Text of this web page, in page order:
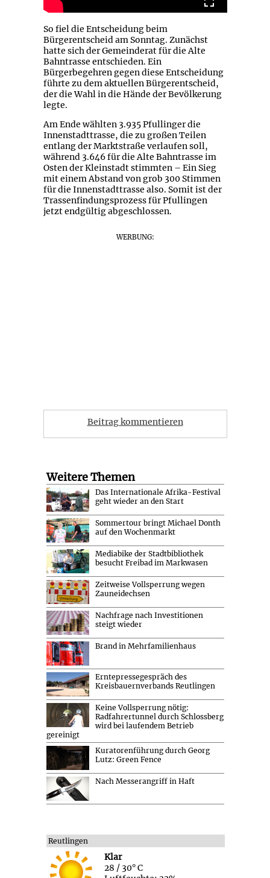
So fiel die Entscheidung beim
Bürgerentscheid am Sonntag. Zunächst
hatte sich der Gemeinderat für die Alte
Bahntrasse entschieden. Ein
Bürgerbegehren gegen diese Entscheidung
führte zu dem aktuellen Bürgerentscheid,
der die Wahl in die Hände der Bevölkerung
legte.
Am Ende wählten 3.935 Pfullinger die
Innenstadttrasse, die zu großen Teilen
entlang der Marktstraße verlaufen soll,
während 3.646 für die Alte Bahntrasse im
Osten der Kleinstadt stimmten – Ein Sieg
mit einem Abstand von grob 300 Stimmen
für die Innenstadttrasse also. Somit ist der
Trassenfindungsprozess für Pfullingen
jetzt endgültig abgeschlossen.
WERBUNG:
Beitrag kommentieren
Weitere Themen
Das Internationale Afrika-Festival
geht wieder an den Start
Sommertour bringt Michael Donth
auf den Wochenmarkt
Mediabike der Stadtbibliothek
besucht Freibad im Markwasen
Zeitweise Vollsperrung wegen
Zauneidechsen
Nachfrage nach Investitionen
steigt wieder
Brand in Mehrfamilienhaus
Erntepressegespräch des
Kreisbauernverbands Reutlingen
Keine Vollsperrung nötig:
Radfahrertunnel durch Schlossberg
wird bei laufendem Betrieb
gereinigt
Kuratorenführung durch Georg
Lutz: Green Fence
Nach Messerangriff in Haft
Reutlingen
Klar
28 / 30° C